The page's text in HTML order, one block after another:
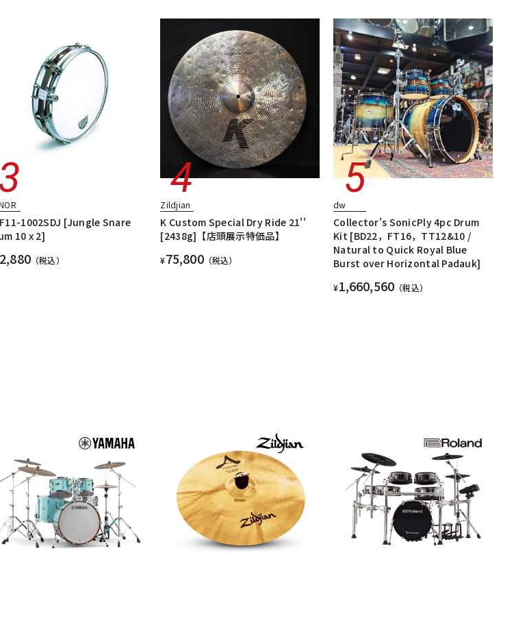
1002SDJ [Jungle Snare
10 x 2]
（税込）
Zildjian
K Custom Special Dry Ride 21''
[2438g]【店頭展示特価品】
¥75,800（税込）
dw
Collector's SonicPly 4pc Drum
Kit [BD22，FT16，TT12&10 /
Natural to Quick Royal Blue
Burst over Horizontal Padauk]
¥1,660,560 （税込）